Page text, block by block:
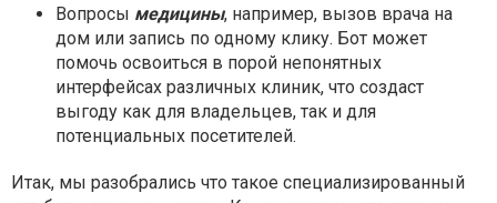
Вопросы медицины, например, вызов врача на
дом или запись по одному клику. Бот может
помочь освоиться в порой непонятных
интерфейсах различных клиник, что создаст
выгоду как для владельцев, так и для
потенциальных посетителей.
Итак, мы разобрались что такое специализированный